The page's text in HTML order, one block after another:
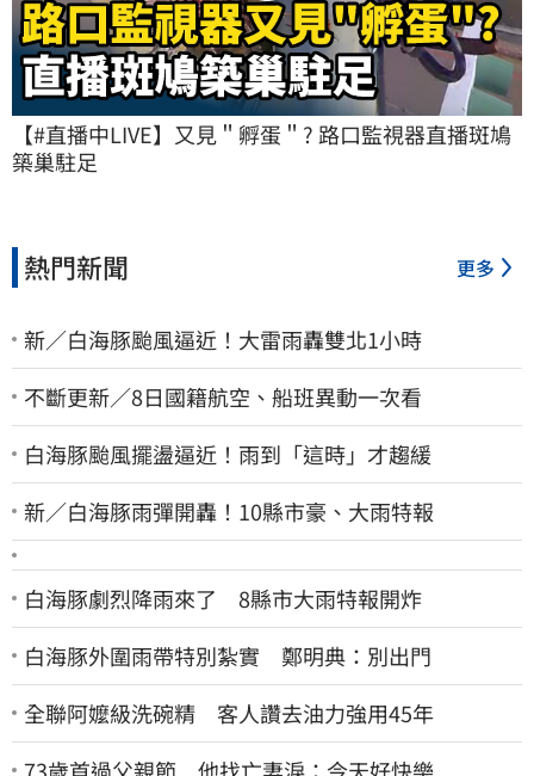
【#直播中LIVE】又見＂孵蛋＂? 路口監視器直播斑鳩
築巢駐足
熱門新聞 更多
新／白海豚颱風逼近！大雷雨轟雙北1小時
不斷更新／8日國籍航空、船班異動一次看
白海豚颱風擺盪逼近！雨到「這時」才趨緩
新／白海豚雨彈開轟！10縣市豪、大雨特報
白海豚劇烈降雨來了 8縣市大雨特報開炸
白海豚外圍雨帶特別紮實 鄭明典：別出門
全聯阿嬤級洗碗精 客人讚去油力強用45年